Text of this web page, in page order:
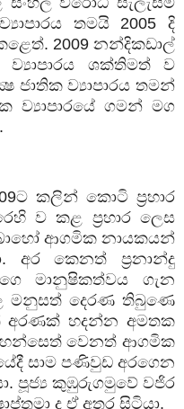
තමයි 2005 දි
2009 නන්දිකඩාල්
ශක්තිමත් ව
ජාතික ව්‍යාපාරය තමන්
ව්‍යාපාරයේ ගමන් මග
ට කලින් කොටි ප්‍රහාර
ව කළ ප්‍රහාර ලෙස
ආගමික නායකයන්
අර කෙනත් ප්‍රනාන්දු
මානුෂිකත්වය ගැන
මනුසත් දෙරණ තිබුණෙ
අරණක් හදන්න අමතක
වෙනත් ආගමික
සාම පණිවුඩ අරගෙන
පූජ්‍ය කුඹුරුගමුවේ වජිර
ද ඒ අතර සිටියා.